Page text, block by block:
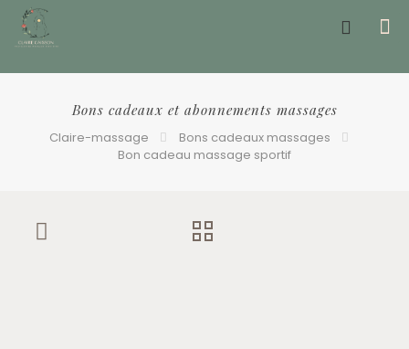
Bons cadeaux et abonnements massages
Claire-massage
Bons cadeaux massages
Bon cadeau massage sportif
Offrir un bon cadeau ❤️